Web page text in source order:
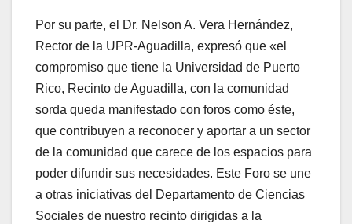
Por su parte, el Dr. Nelson A. Vera Hernández,
Rector de la UPR-Aguadilla, expresó que «el
compromiso que tiene la Universidad de Puerto
Rico, Recinto de Aguadilla, con la comunidad
sorda queda manifestado con foros como éste,
que contribuyen a reconocer y aportar a un sector
de la comunidad que carece de los espacios para
poder difundir sus necesidades. Este Foro se une
a otras iniciativas del Departamento de Ciencias
Sociales de nuestro recinto dirigidas a la